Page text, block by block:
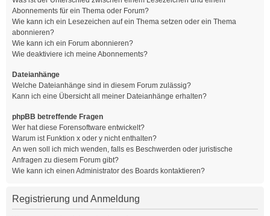
Abonnements für ein Thema oder Forum?
Wie kann ich ein Lesezeichen auf ein Thema setzen oder ein Thema
abonnieren?
Wie kann ich ein Forum abonnieren?
Wie deaktiviere ich meine Abonnements?
Dateianhänge
Welche Dateianhänge sind in diesem Forum zulässig?
Kann ich eine Übersicht all meiner Dateianhänge erhalten?
phpBB betreffende Fragen
Wer hat diese Forensoftware entwickelt?
Warum ist Funktion x oder y nicht enthalten?
An wen soll ich mich wenden, falls es Beschwerden oder juristische
Anfragen zu diesem Forum gibt?
Wie kann ich einen Administrator des Boards kontaktieren?
Registrierung und Anmeldung